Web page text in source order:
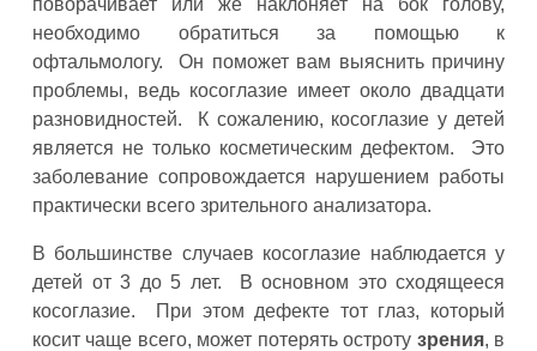
поворачивает или же наклоняет на бок голову,
необходимо обратиться за помощью к
офтальмологу. Он поможет вам выяснить причину
проблемы, ведь косоглазие имеет около двадцати
разновидностей. К сожалению, косоглазие у детей
является не только косметическим дефектом. Это
заболевание сопровождается нарушением работы
практически всего зрительного анализатора.
В большинстве случаев косоглазие наблюдается у
детей от 3 до 5 лет. В основном это сходящееся
косоглазие. При этом дефекте тот глаз, который
косит чаще всего, может потерять остроту зрения, в